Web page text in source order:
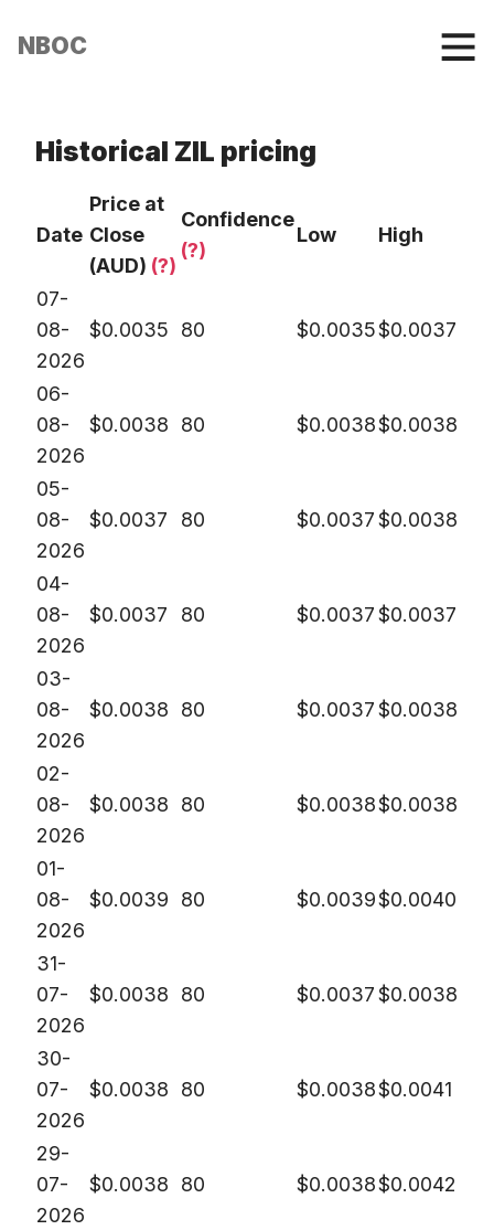
NBOC
Historical ZIL pricing
Date
Price at
Close
(AUD) (?)
Confidence
(?)
Low High
07-
08-
2026
$0.0035 80 $0.0035$0.0037
06-
08-
2026
$0.0038 80 $0.0038$0.0038
05-
08-
2026
$0.0037 80 $0.0037$0.0038
04-
08-
2026
$0.0037 80 $0.0037$0.0037
03-
08-
2026
$0.0038 80 $0.0037$0.0038
02-
08-
2026
$0.0038 80 $0.0038$0.0038
01-
08-
2026
$0.0039 80 $0.0039$0.0040
31-
07-
2026
$0.0038 80 $0.0037$0.0038
30-
07-
2026
$0.0038 80 $0.0038$0.0041
29-
07-
2026
$0.0038 80 $0.0038$0.0042